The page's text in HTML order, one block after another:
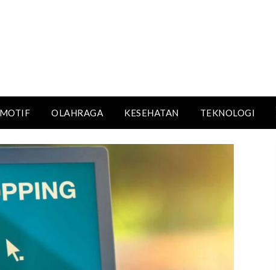
OLAHRAGA KESEHATAN TEKNOLOGI